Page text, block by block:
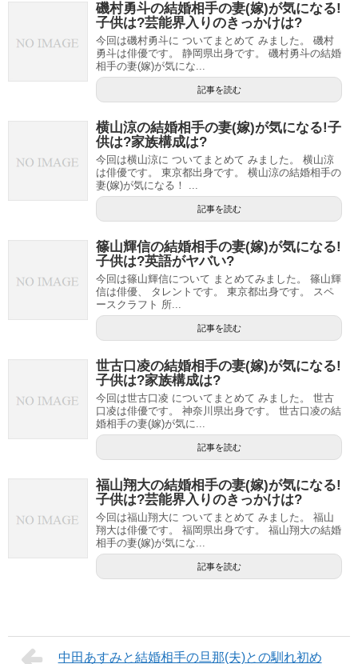
磯村勇斗の結婚相手の妻(嫁)が気になる!
子供は?芸能界入りのきっかけは?
今回は磯村勇斗に ついてまとめて みました。 磯村
勇斗は俳優です。 静岡県出身です。 磯村勇斗の結婚
相手の妻(嫁)が気にな...
記事を読む
横山涼の結婚相手の妻(嫁)が気になる!子
供は?家族構成は?
今回は横山涼に ついてまとめて みました。 横山涼
は俳優です。 東京都出身です。 横山涼の結婚相手の
妻(嫁)が気になる！ ...
記事を読む
篠山輝信の結婚相手の妻(嫁)が気になる!
子供は?英語がヤバい?
今回は篠山輝信について まとめてみました。 篠山輝
信は俳優、 タレントです。 東京都出身です。 スペ
ースクラフト 所...
記事を読む
世古口凌の結婚相手の妻(嫁)が気になる!
子供は?家族構成は?
今回は世古口凌 についてまとめて みました。 世古
口凌は俳優です。 神奈川県出身です。 世古口凌の結
婚相手の妻(嫁)が気に...
記事を読む
福山翔大の結婚相手の妻(嫁)が気になる!
子供は?芸能界入りのきっかけは?
今回は福山翔大に ついてまとめて みました。 福山
翔大は俳優です。 福岡県出身です。 福山翔大の結婚
相手の妻(嫁)が気にな...
記事を読む
中田あすみと結婚相手の旦那(夫)との馴れ初め